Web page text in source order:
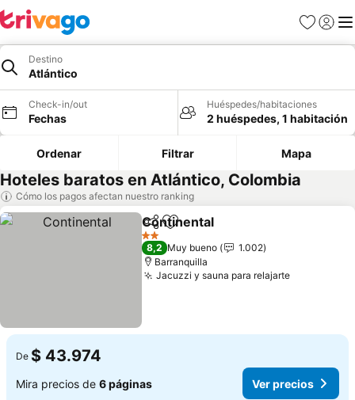
Favoritos
Iniciar
Destino
Atlántico
Check-in/out
Fechas
Huéspedes/habitaciones
2 huéspedes, 1 habitación
Ordenar Filtrar Mapa
Hoteles baratos en Atlántico, Colombia
Cómo los pagos afectan nuestro ranking
CompartirAgregar a favoritos
Continental
2 Estrellas
8,2 Muy bueno
1.002
Barranquilla
Jacuzzi y sauna para relajarte
De $ 43.974
Mira precios de 6 páginas Ver precios